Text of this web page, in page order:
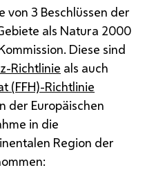
3 Beschlüssen der
als Natura 2000
Diese sind
Richtlinie als auch
(FFH)-Richtlinie
der Europäischen
in die
Region der